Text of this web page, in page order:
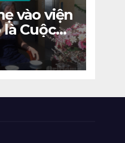
vào viện
Cuộc